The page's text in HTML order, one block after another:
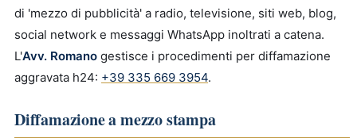
di 'mezzo di pubblicità' a radio, televisione, siti web, blog,
social network e messaggi WhatsApp inoltrati a catena.
L'Avv. Romano gestisce i procedimenti per diffamazione
aggravata h24: +39 335 669 3954.
Diffamazione a mezzo stampa